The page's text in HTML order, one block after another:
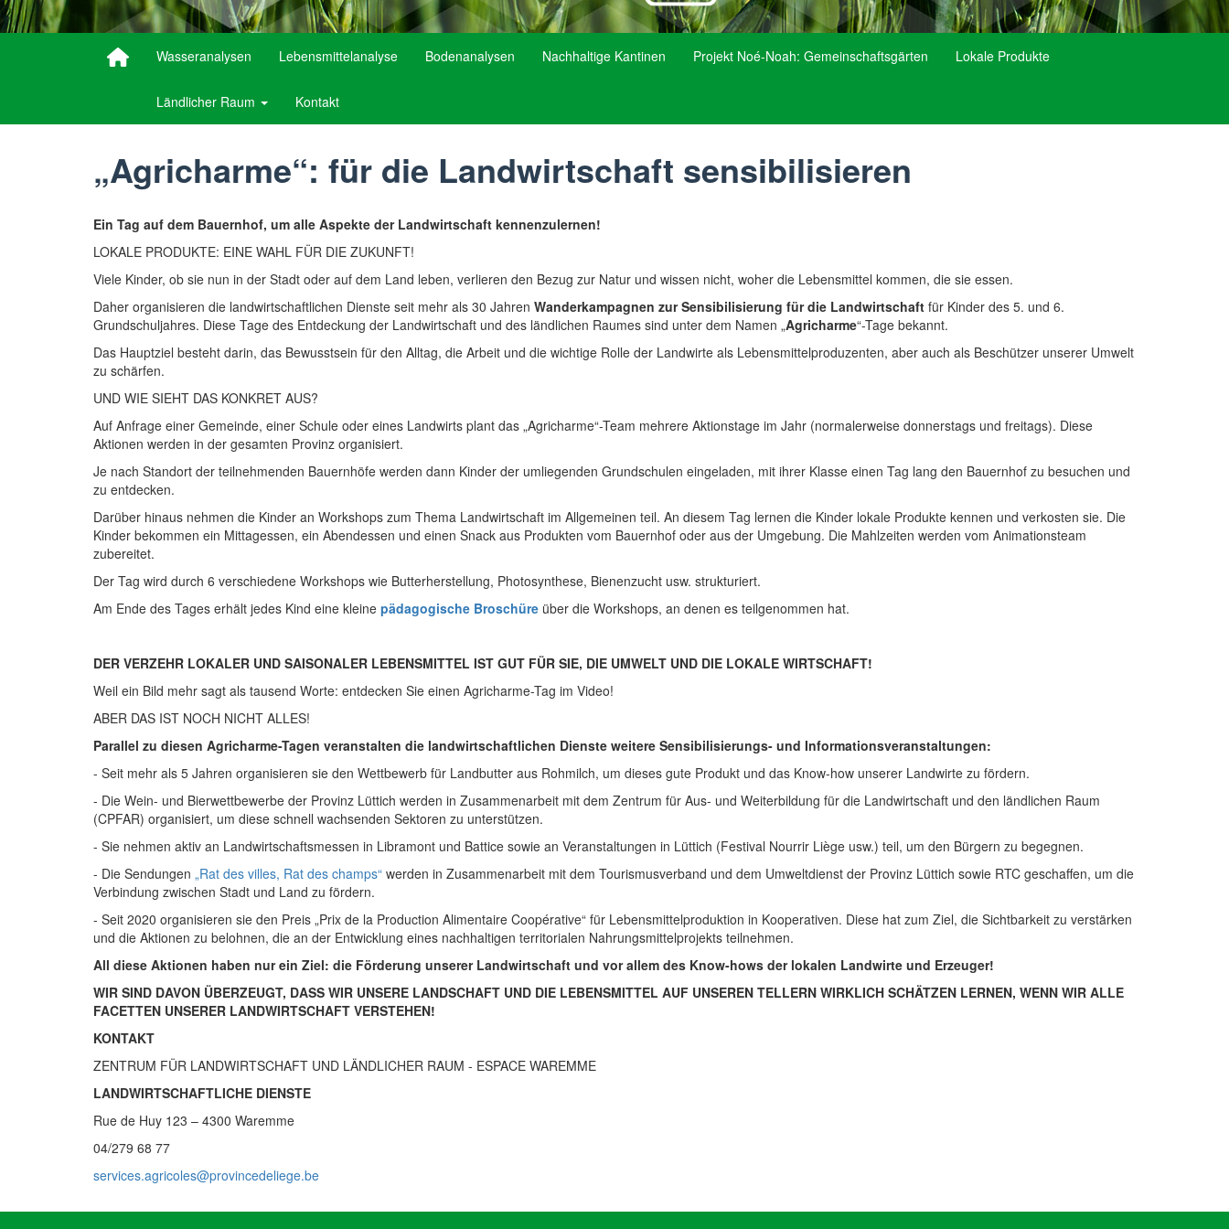
Wasseranalysen Lebensmittelanalyse Bodenanalysen Nachhaltige Kantinen Projekt Noé-Noah: Gemeinschaftsgärten Lokale Produkte
Ländlicher Raum Kontakt
„Agricharme“: für die Landwirtschaft sensibilisieren
Ein Tag auf dem Bauernhof, um alle Aspekte der Landwirtschaft kennenzulernen!
LOKALE PRODUKTE: EINE WAHL FÜR DIE ZUKUNFT!
Viele Kinder, ob sie nun in der Stadt oder auf dem Land leben, verlieren den Bezug zur Natur und wissen nicht, woher die Lebensmittel kommen, die sie essen.
Daher organisieren die landwirtschaftlichen Dienste seit mehr als 30 Jahren Wanderkampagnen zur Sensibilisierung für die Landwirtschaft für Kinder des 5. und 6.
Grundschuljahres. Diese Tage des Entdeckung der Landwirtschaft und des ländlichen Raumes sind unter dem Namen „Agricharme“-Tage bekannt.
Das Hauptziel besteht darin, das Bewusstsein für den Alltag, die Arbeit und die wichtige Rolle der Landwirte als Lebensmittelproduzenten, aber auch als Beschützer unserer Umwelt
zu schärfen.
UND WIE SIEHT DAS KONKRET AUS?
Auf Anfrage einer Gemeinde, einer Schule oder eines Landwirts plant das „Agricharme“-Team mehrere Aktionstage im Jahr (normalerweise donnerstags und freitags). Diese
Aktionen werden in der gesamten Provinz organisiert.
Je nach Standort der teilnehmenden Bauernhöfe werden dann Kinder der umliegenden Grundschulen eingeladen, mit ihrer Klasse einen Tag lang den Bauernhof zu besuchen und
zu entdecken.
Darüber hinaus nehmen die Kinder an Workshops zum Thema Landwirtschaft im Allgemeinen teil. An diesem Tag lernen die Kinder lokale Produkte kennen und verkosten sie. Die
Kinder bekommen ein Mittagessen, ein Abendessen und einen Snack aus Produkten vom Bauernhof oder aus der Umgebung. Die Mahlzeiten werden vom Animationsteam
zubereitet.
Der Tag wird durch 6 verschiedene Workshops wie Butterherstellung, Photosynthese, Bienenzucht usw. strukturiert.
Am Ende des Tages erhält jedes Kind eine kleine pädagogische Broschüre über die Workshops, an denen es teilgenommen hat.
DER VERZEHR LOKALER UND SAISONALER LEBENSMITTEL IST GUT FÜR SIE, DIE UMWELT UND DIE LOKALE WIRTSCHAFT!
Weil ein Bild mehr sagt als tausend Worte: entdecken Sie einen Agricharme-Tag im Video!
ABER DAS IST NOCH NICHT ALLES!
Parallel zu diesen Agricharme-Tagen veranstalten die landwirtschaftlichen Dienste weitere Sensibilisierungs- und Informationsveranstaltungen:
- Seit mehr als 5 Jahren organisieren sie den Wettbewerb für Landbutter aus Rohmilch, um dieses gute Produkt und das Know-how unserer Landwirte zu fördern.
- Die Wein- und Bierwettbewerbe der Provinz Lüttich werden in Zusammenarbeit mit dem Zentrum für Aus- und Weiterbildung für die Landwirtschaft und den ländlichen Raum
(CPFAR) organisiert, um diese schnell wachsenden Sektoren zu unterstützen.
- Sie nehmen aktiv an Landwirtschaftsmessen in Libramont und Battice sowie an Veranstaltungen in Lüttich (Festival Nourrir Liège usw.) teil, um den Bürgern zu begegnen.
- Die Sendungen „Rat des villes, Rat des champs“ werden in Zusammenarbeit mit dem Tourismusverband und dem Umweltdienst der Provinz Lüttich sowie RTC geschaffen, um die
Verbindung zwischen Stadt und Land zu fördern.
- Seit 2020 organisieren sie den Preis „Prix de la Production Alimentaire Coopérative“ für Lebensmittelproduktion in Kooperativen. Diese hat zum Ziel, die Sichtbarkeit zu verstärken
und die Aktionen zu belohnen, die an der Entwicklung eines nachhaltigen territorialen Nahrungsmittelprojekts teilnehmen.
All diese Aktionen haben nur ein Ziel: die Förderung unserer Landwirtschaft und vor allem des Know-hows der lokalen Landwirte und Erzeuger!
WIR SIND DAVON ÜBERZEUGT, DASS WIR UNSERE LANDSCHAFT UND DIE LEBENSMITTEL AUF UNSEREN TELLERN WIRKLICH SCHÄTZEN LERNEN, WENN WIR ALLE
FACETTEN UNSERER LANDWIRTSCHAFT VERSTEHEN!
KONTAKT
ZENTRUM FÜR LANDWIRTSCHAFT UND LÄNDLICHER RAUM - ESPACE WAREMME
LANDWIRTSCHAFTLICHE DIENSTE
Rue de Huy 123 – 4300 Waremme
04/279 68 77
services.agricoles@provincedeliege.be